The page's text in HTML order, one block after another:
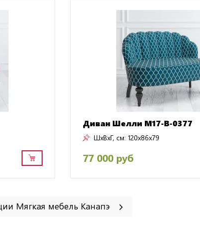
Диван Шелли M17-B-0377
ШxВxГ, см: 120x86x79
77 000 руб
Мягкая мебель Канапэ